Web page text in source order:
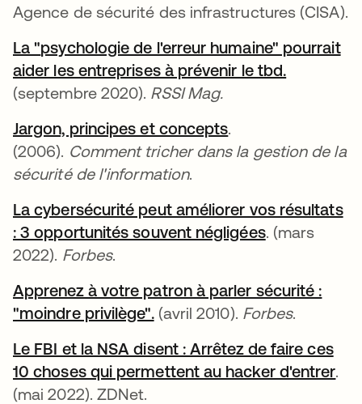
Agence de sécurité des infrastructures (CISA).
La "psychologie de l'erreur humaine" pourrait
aider les entreprises à prévenir le tbd.
(septembre 2020). RSSI Mag.
Jargon, principes et conceptss’ouvre dans un
.
(2006). Comment tricher dans la gestion de la
sécurité de l'information.
La cybersécurité peut améliorer vos résultats
: 3 opportunités souvent négligéess’ouvre
. (mars
2022). Forbes.
Apprenez à votre patron à parler sécurité :
"moindre privilège".s’ouvre dans un nouvel
(avril 2010). Forbes.
Le FBI et la NSA disent : Arrêtez de faire ces
10 choses qui permettent au hacker d'entrer.
(mai 2022). ZDNet.